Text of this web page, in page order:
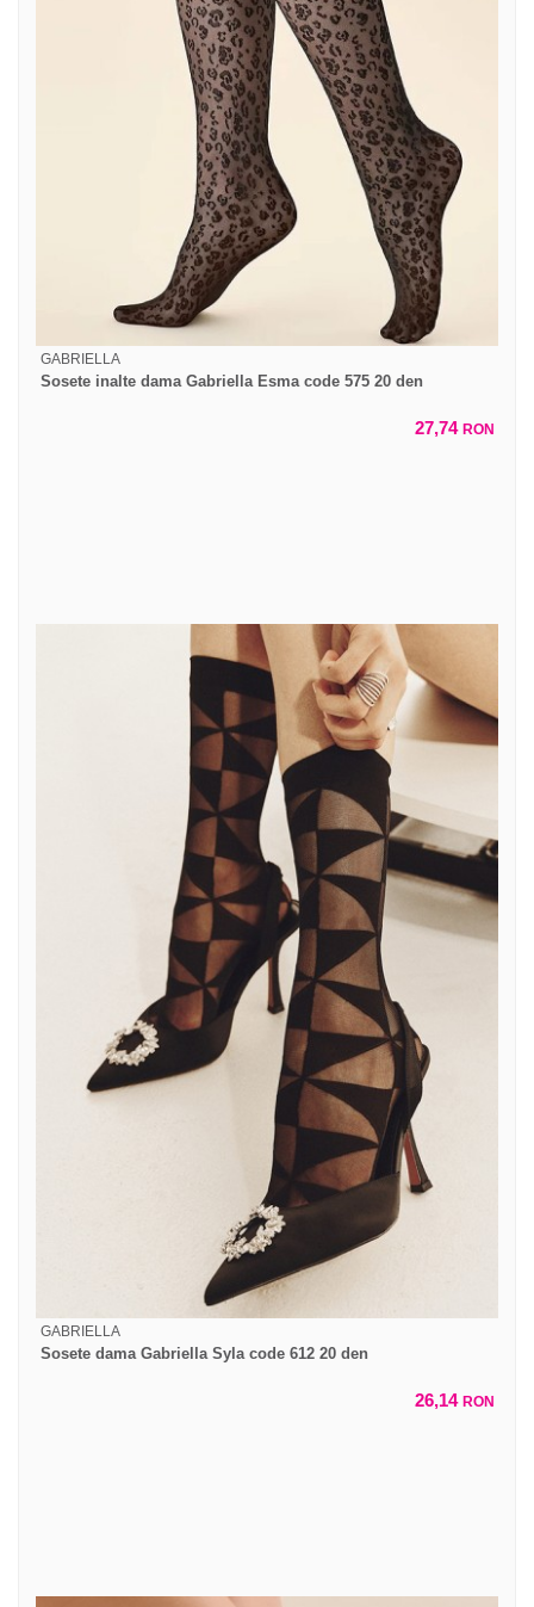
GABRIELLA
Sosete inalte dama Gabriella Esma code 575 20 den
27,74 RON
GABRIELLA
Sosete dama Gabriella Syla code 612 20 den
26,14 RON